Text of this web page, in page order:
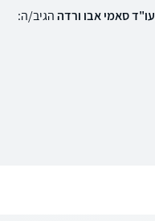
עו"ד סאמי אבו ורדההגיב/ה: